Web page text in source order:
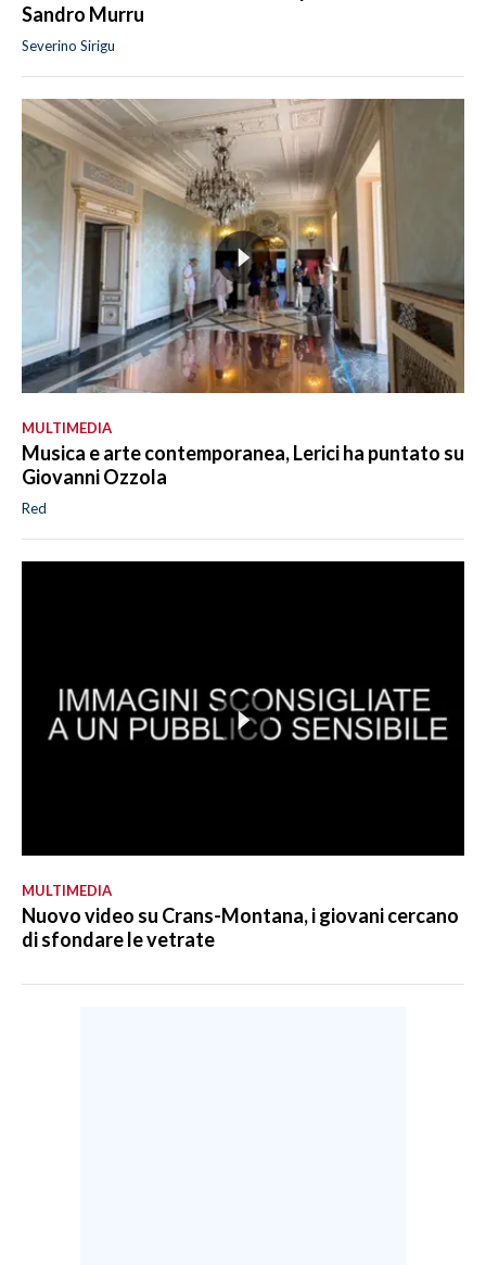
Sandro Murru
Severino Sirigu
MULTIMEDIA
Musica e arte contemporanea, Lerici ha puntato su
Giovanni Ozzola
Red
MULTIMEDIA
Nuovo video su Crans-Montana, i giovani cercano
di sfondare le vetrate